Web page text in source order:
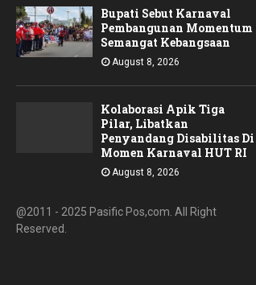
Bupati Sebut Karnaval
Pembangunan Momentum
Semangat Kebangsaan
August 8, 2026
Kolaborasi Apik Tiga
Pilar, Libatkan
Penyandang Disabilitas Di
Momen Karnaval HUT RI
August 8, 2026
@2011 - 2025 Pasific Pos,com. All Right
Reserved.